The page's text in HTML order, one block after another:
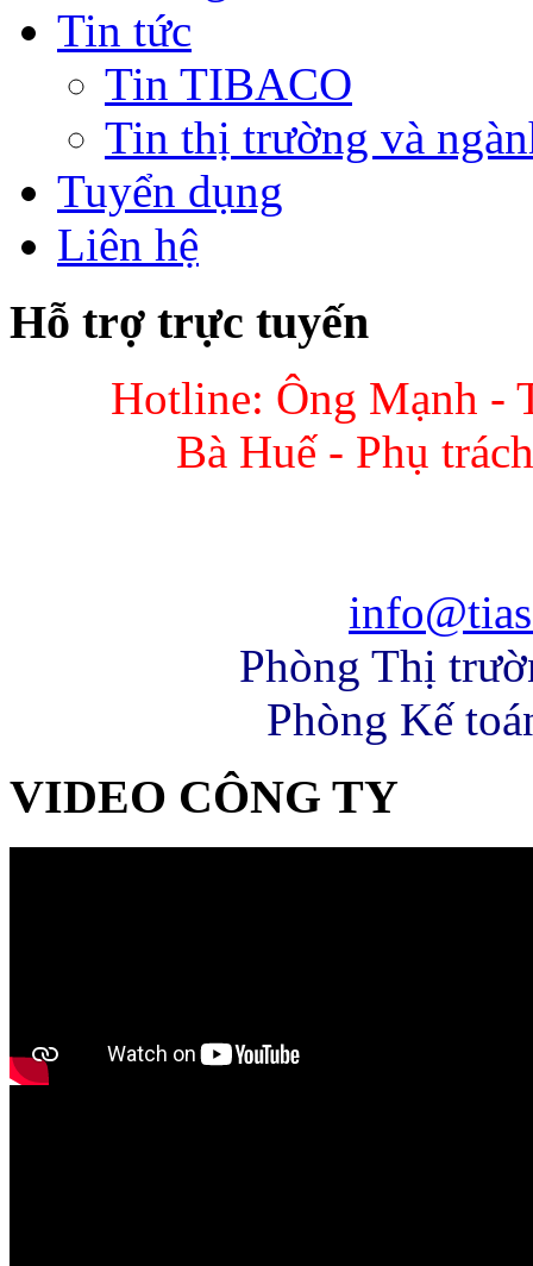
Tin tức
Tin TIBACO
Tin thị trường và
Tuyển dụng
Liên hệ
Hỗ trợ trực tuyến
Hotline: Ông Mạnh -
Bà Huế - Phụ
Phòng Thị
Phòng Kế
VIDEO CÔNG TY